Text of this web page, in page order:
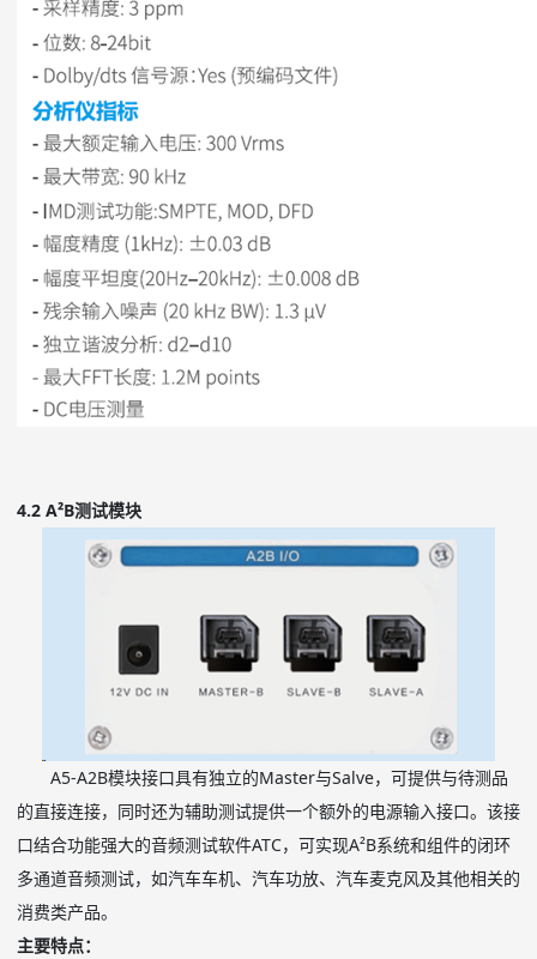
4.2 A²B测试模块
A5-A2B模块接口具有独立的Master与Salve，可提供与待测品
的直接连接，同时还为辅助测试提供一个额外的电源输入接口。该接
口结合功能强大的音频测试软件ATC，可实现A²B系统和组件的闭环
多通道音频测试，如汽车车机、汽车功放、汽车麦克风及其他相关的
消费类产品。
主要特点：